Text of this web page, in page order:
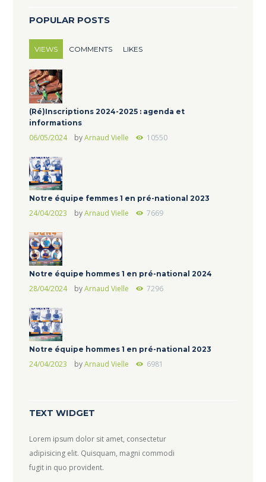
POPULAR POSTS
VIEWS COMMENTS LIKES
(Ré)Inscriptions 2024-2025 : agenda et
informations
06/05/2024 byArnaud Vielle 10550
Notre équipe femmes 1 en pré-national 2023
24/04/2023 byArnaud Vielle 7669
Notre équipe hommes 1 en pré-national 2024
28/04/2024 byArnaud Vielle 7296
Notre équipe hommes 1 en pré-national 2023
24/04/2023 byArnaud Vielle 6981
TEXT WIDGET
Lorem ipsum dolor sit amet, consectetur
adipisicing elit. Quisquam, magni commodi
fugit in quo provident.